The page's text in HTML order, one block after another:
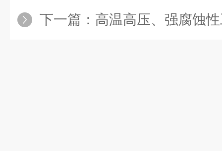
下一篇： 高温高压、强腐蚀性工况怎么选？磁